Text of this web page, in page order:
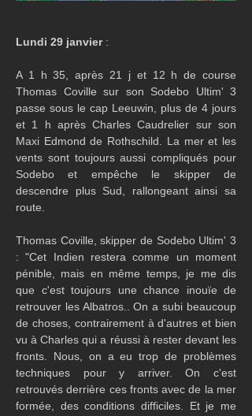
Lundi 29 janvier :
A 1 h 35, après 21 j et 12 h de course
Thomas Coville sur son Sodebo Ultim' 3
passe sous le cap Leeuwin, plus de 4 jours
et 1 h après Charles Caudrelier sur son
Maxi Edmond de Rothschild. La mer et les
vents sont toujours aussi compliqués pour
Sodebo et empêche le skipper de
descendre plus Sud, rallongeant ainsi sa
route.
Thomas Coville, skipper de Sodebo Ultim' 3
: "Cet Indien restera comme un moment
pénible, mais en même temps, je me dis
que c'est toujours une chance inouïe de
retrouver les Albatros.. On a subi beaucoup
de choses, contrairement à d'autres et bien
vu à Charles qui a réussi à rester devant les
fronts. Nous, on a eu trop de problèmes
techniques pour y arriver. On c'est
retrouvés derrière ces fronts avec de la mer
formée, des conditions difficiles. Et je me